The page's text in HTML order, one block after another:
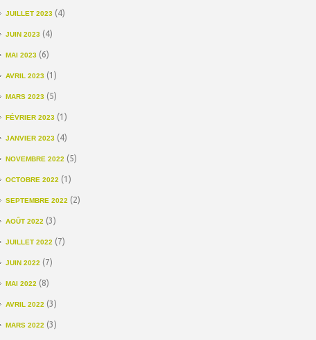
JUILLET 2023 (4)
JUIN 2023 (4)
MAI 2023 (6)
AVRIL 2023 (1)
MARS 2023 (5)
FÉVRIER 2023 (1)
JANVIER 2023 (4)
NOVEMBRE 2022 (5)
OCTOBRE 2022 (1)
SEPTEMBRE 2022 (2)
AOÛT 2022 (3)
JUILLET 2022 (7)
JUIN 2022 (7)
MAI 2022 (8)
AVRIL 2022 (3)
MARS 2022 (3)